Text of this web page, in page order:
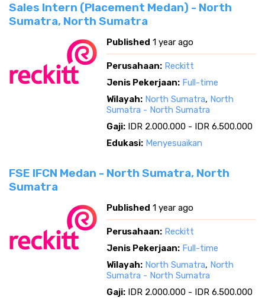
Sales Intern (Placement Medan) - North
Sumatra, North Sumatra
Published 1 year ago
Perusahaan: Reckitt
Jenis Pekerjaan: Full-time
Wilayah: North Sumatra, North
Sumatra - North Sumatra
Gaji: IDR 2.000.000 - IDR 6.500.000
Edukasi: Menyesuaikan
FSE IFCN Medan - North Sumatra, North
Sumatra
Published 1 year ago
Perusahaan: Reckitt
Jenis Pekerjaan: Full-time
Wilayah: North Sumatra, North
Sumatra - North Sumatra
Gaji: IDR 2.000.000 - IDR 6.500.000